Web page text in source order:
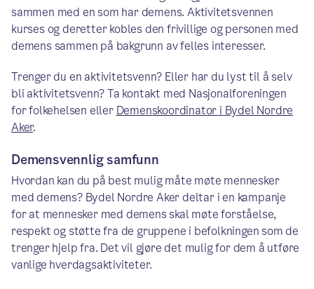
sammen med en som har demens. Aktivitetsvennen
kurses og deretter kobles den frivillige og personen med
demens sammen på bakgrunn av felles interesser.
Trenger du en aktivitetsvenn? Eller har du lyst til å selv
bli aktivitetsvenn? Ta kontakt med Nasjonalforeningen
for folkehelsen eller Demenskoordinator i Bydel Nordre
Aker.
Demensvennlig samfunn
Hvordan kan du på best mulig måte møte mennesker
med demens? Bydel Nordre Aker deltar i en kampanje
for at mennesker med demens skal møte forståelse,
respekt og støtte fra de gruppene i befolkningen som de
trenger hjelp fra. Det vil gjøre det mulig for dem å utføre
vanlige hverdagsaktiviteter.